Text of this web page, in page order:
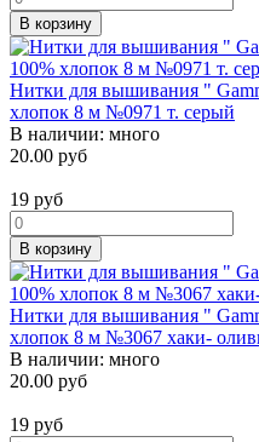
В корзину
Нитки для вышивания "
хлопок 8 м №0971 т. серый
В наличии: много
20.00 руб
19 руб
В корзину
Нитки для вышивания "
хлопок 8 м №3067 хаки-
В наличии: много
20.00 руб
19 руб